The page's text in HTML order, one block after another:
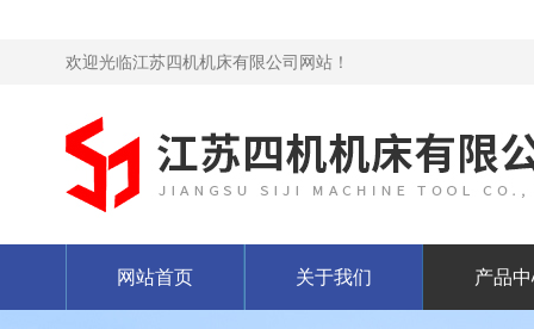
欢迎光临江苏四机机床有限公司网站！
网站首页 关于我们 产品